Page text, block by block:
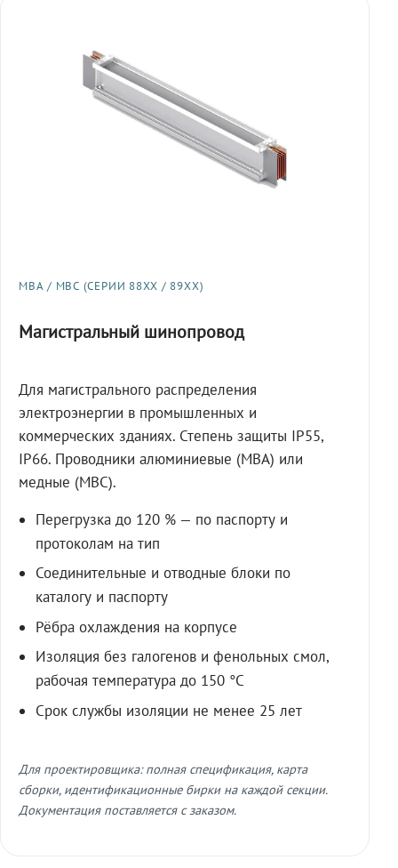
МВА / МВС (СЕРИИ 88XX / 89XX)
Магистральный шинопровод
Для магистрального распределения
электроэнергии в промышленных и
коммерческих зданиях. Степень защиты IP55,
IP66. Проводники алюминиевые (МВА) или
медные (МВС).
Перегрузка до 120 % — по паспорту и
протоколам на тип
Соединительные и отводные блоки по
каталогу и паспорту
Рёбра охлаждения на корпусе
Изоляция без галогенов и фенольных смол,
рабочая температура до 150 °C
Срок службы изоляции не менее 25 лет
Для проектировщика: полная спецификация, карта
сборки, идентификационные бирки на каждой секции.
Документация поставляется с заказом.